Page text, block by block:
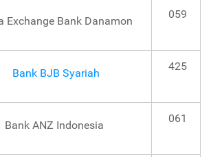
Exchange Bank Danamon
059
Bank BJB Syariah
425
Bank ANZ Indonesia
061